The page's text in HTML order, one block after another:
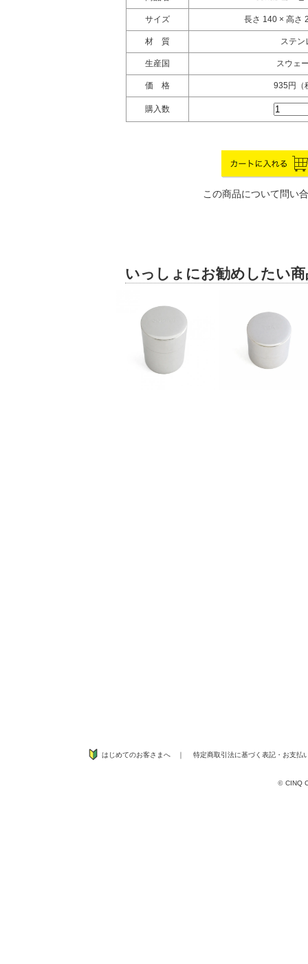
サイズ 長さ 140 × 高さ
材 質 ステン
生産国 スウェ
価 格 935円（
購入数
この商品について問い
いっしょにお勧めしたい商
はじめてのお客さまへ ｜ 特定商取引法に基づく表記 ・ お支払
© CINQ